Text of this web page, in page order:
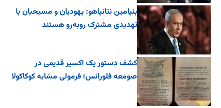
بنیامین نتانیاهو: یهودیان و مسیحیان با
تهدیدی مشترک روبه‌رو هستند
کشف دستور یک اکسیر قدیمی در
صومعه فلورانس؛ فرمولی مشابه کوکاکولا